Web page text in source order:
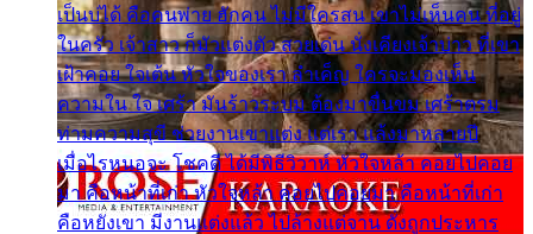
เป็นบ่ได้ คือคนพ่าย ฮักคน ไม่มีใครสน เขาไม่เห็นคน ที่อยู่
ในครัว เจ้าสาว ก็มัวแต่งตัว สวยเด่น นั่งเคียงเจ้าบ่าว ที่เขา
เฝ้าคอย ใจเต้น หัวใจของเรา ลำเค็ญ ใครจะมองเห็น
ความใน ใจ เศร้า มันร้าวระบม ต้องมาขื่นขม เศร้าตรม
ท่ามความสุขี ช่วยงานเขาแต่ง แต่เรา แล้งมาหลายปี
เมื่อไรหนอจะ โชคดี ได้มีพิธีวิวาห์ หัวใจหล้า คอยไปคอย
มา คือหน้าที่เก่า หัวใจหล้า คอยไปคอยมา คือหน้าที่เก่า
คือหยังเขา มีงานแต่งแล้ว ไปล้างแต่จาน ดั่งถูกประหาร